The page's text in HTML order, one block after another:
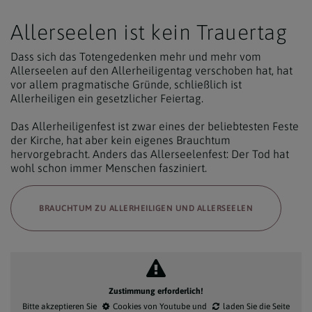
Allerseelen ist kein Trauertag
Dass sich das Totengedenken mehr und mehr vom
Allerseelen auf den Allerheiligentag verschoben hat, hat
vor allem pragmatische Gründe, schließlich ist
Allerheiligen ein gesetzlicher Feiertag.
Das Allerheiligenfest ist zwar eines der beliebtesten Feste
der Kirche, hat aber kein eigenes Brauchtum
hervorgebracht. Anders das Allerseelenfest: Der Tod hat
wohl schon immer Menschen fasziniert.
BRAUCHTUM ZU ALLERHEILIGEN UND ALLERSEELEN
Zustimmung erforderlich!
Bitte akzeptieren Sie
Cookies von Youtube und
laden Sie die Seite